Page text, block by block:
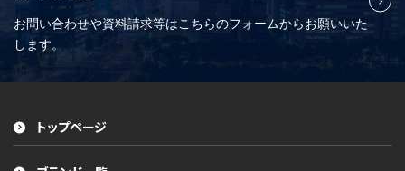
お問い合わせや資料請求等はこちらのフォームからお願いいた
します。
トップページ